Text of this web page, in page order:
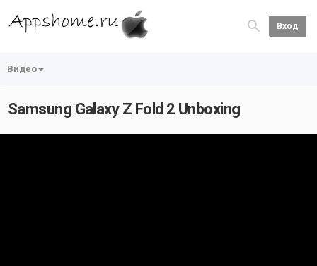
Вход
Видео
Samsung Galaxy Z Fold 2 Unboxing